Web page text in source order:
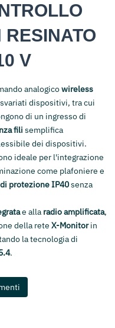
V
analogicowireless
dispositivi, tra cui
di un ingresso di
fili semplifica
dei dispositivi.
ideale per l'integrazione
come plafoniere e
protezione IP40senza
e alla radio amplificata,
della rete X-Monitorin
la tecnologia di
.